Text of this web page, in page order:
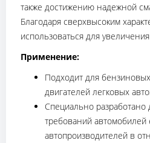
также достижению надежной
Благодаря сверхвысоким
использоваться для
Применение:
Подходит для
двигателей легковых
Специально разработано
требований автомобилей
автопроизводителей в